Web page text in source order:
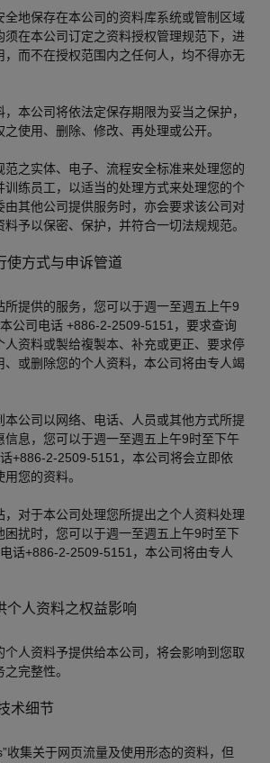
全地保存在本公司的资料库系统或管制区域
须在本公司订定之资料授权管理规范下，进
，而不在授权范围内之任何人，均不得亦无
本公司将依法定保存期限为妥当之保护，
使用、删除、修改、再处理或公开。
范之实体、电子、流程安全标准来处理您的
训练员工，以适当的处理方式来处理您的个
由其他公司提供服务时，亦会要求该公司对
予以保密、保护，并符合一切法规规范。
使方式与申诉管道
所提供的服务，您可以于週一至週五上午9
公司电话 +886-2-2509-5151，要求查询
人资料或製给複製本、补充或更正、要求停
、或删除您的个人资料，本公司将由专人竭
本公司以网络、电话、人员或其他方式所提
信息，您可以于週一至週五上午9时至下午
+886-2-2509-5151，本公司将会立即依
您的资料。
，对于本公司处理您所提出之个人资料处理
困扰时，您可以于週一至週五上午9时至下
话+886-2-2509-5151，本公司将由专人
个人资料之权益影响
个人资料予提供给本公司，将会影响到您取
完整性。
术细节
收集关于网页流量及使用形态的资料，但